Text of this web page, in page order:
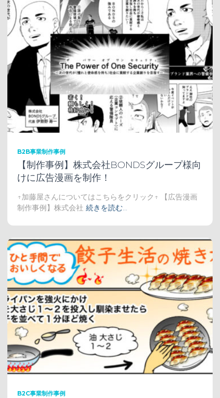
B2B事業制作事例
【制作事例】株式会社BONDSグループ様向
けに広告漫画を制作！
↑加藤屋さんについてはこちらをクリック↑ 【広告漫画
制作事例】株式会社 続きを読む…
B2C事業制作事例